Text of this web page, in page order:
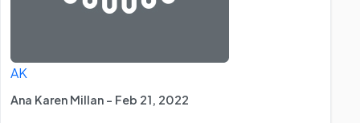
AK
Ana Karen Millan - Feb 21, 2022